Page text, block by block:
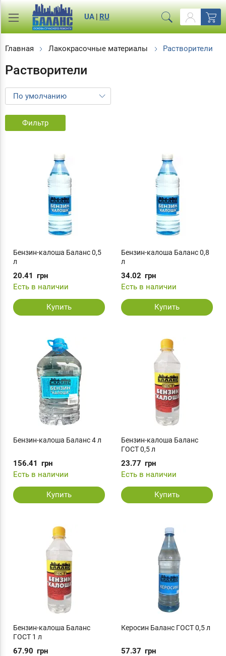
RU
|
UA
Главная Лакокрасочные материалы Растворители
Растворители
Фильтр
Бензин-калоша Баланс 0,5
л
20.41 грн
Есть в наличии
Купить
Бензин-калоша Баланс 0,8
л
34.02 грн
Есть в наличии
Купить
Бензин-калоша Баланс 4 л
156.41 грн
Есть в наличии
Купить
Бензин-калоша Баланс
ГОСТ 0,5 л
23.77 грн
Есть в наличии
Купить
Бензин-калоша Баланс
ГОСТ 1 л
67.90 грн
Керосин Баланс ГОСТ 0,5 л
57.37 грн